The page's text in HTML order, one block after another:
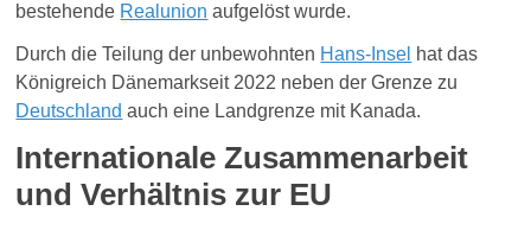
bestehende Realunion aufgelöst wurde.
Durch die Teilung der unbewohnten Hans-Insel hat das
Königreich Dänemarkseit 2022 neben der Grenze zu
Deutschland auch eine Landgrenze mit Kanada.
Internationale Zusammenarbeit
und Verhältnis zur EU